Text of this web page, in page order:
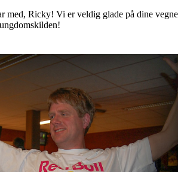
med, Ricky! Vi er veldig glade på dine